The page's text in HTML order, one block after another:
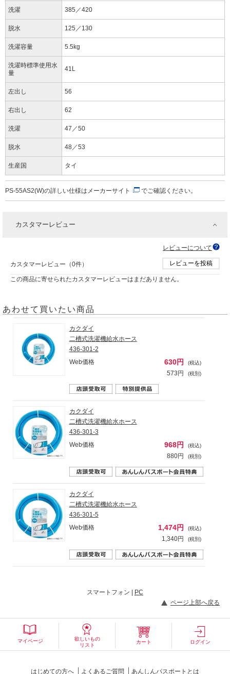
洗濯 385／420
脱水 125／130
洗濯容量 5.5kg
洗濯時標準使用水
量
41L
左出し 56
右出し 62
洗濯 47／50
脱水 48／53
生産国 タイ
PS-55AS2(W)の詳しい仕様は メーカーサイト でご確認ください。
カスタマーレビュー
レビューについて
カスタマーレビュー（0件） レビューを投稿
この商品に寄せられたカスタマーレビューはまだありません。
あわせて買いたい商品
カクダイ
二槽式洗濯機給水ホース
436-301-2
Web価格
630円 (税込)
573円 (税別)
カクダイ
二槽式洗濯機給水ホース
436-301-3
Web価格
968円 (税込)
880円 (税別)
カクダイ
二槽式洗濯機給水ホース
436-301-5
Web価格
1,474円 (税込)
1,340円 (税別)
スマートフォン |
PC
ページ上部へ戻る
マイページ
欲しいもの
リスト
カート ログイン
はじめての方へ よくあるご質問 あんしんパスポートとは